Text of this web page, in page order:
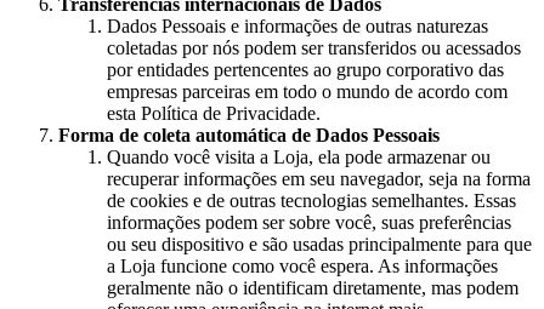
Dados Pessoais e informações de outras naturezas
coletadas por nós podem ser transferidos ou acessados
por entidades pertencentes ao grupo corporativo das
empresas parceiras em todo o mundo de acordo com
esta Política de Privacidade.
Forma de coleta automática de Dados Pessoais
Quando você visita a Loja, ela pode armazenar ou
recuperar informações em seu navegador, seja na forma
de cookies e de outras tecnologias semelhantes. Essas
informações podem ser sobre você, suas preferências
ou seu dispositivo e são usadas principalmente para que
a Loja funcione como você espera. As informações
geralmente não o identificam diretamente, mas podem